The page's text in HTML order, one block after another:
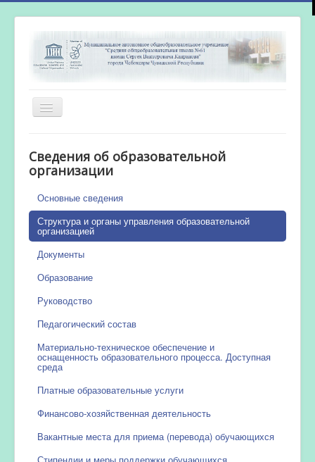
Включить/
выключить
Новости
Работа бассейна
Сведения об образовательной
организации
Основные сведения
Структура и органы управления образовательной
организацией
Документы
Образование
Руководство
Педагогический состав
Материально-техническое обеспечение и
оснащенность образовательного процесса. Доступная
среда
Платные образовательные услуги
Финансово-хозяйственная деятельность
Вакантные места для приема (перевода) обучающихся